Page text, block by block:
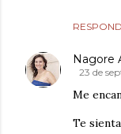
Nagore
23 de
Me
Te